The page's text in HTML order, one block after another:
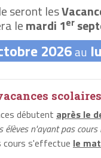
seront les
lemardi 1er
2026au
débutent après le
n'ayant pas
cours s'effectue le